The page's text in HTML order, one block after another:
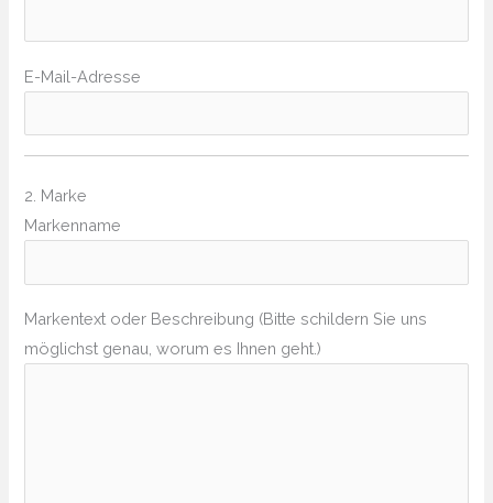
E-Mail-Adresse
2. Marke
Markenname
Markentext oder Beschreibung (Bitte schildern Sie uns
möglichst genau, worum es Ihnen geht.)